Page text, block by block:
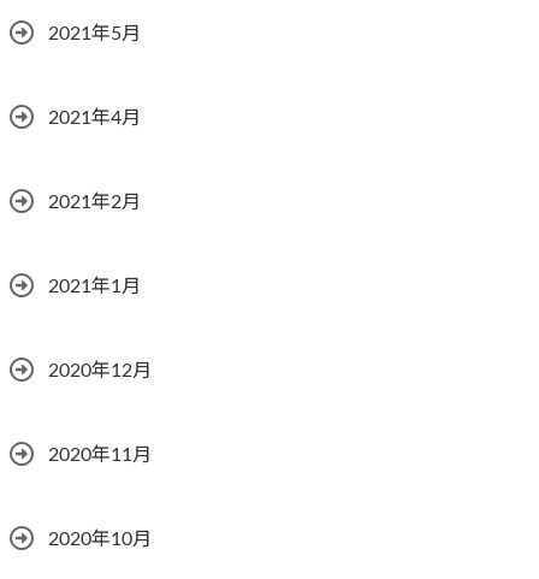
2021年5月
2021年4月
2021年2月
2021年1月
2020年12月
2020年11月
2020年10月